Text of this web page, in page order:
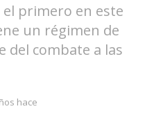
el primero en este
un régimen de
del combate a las
hace